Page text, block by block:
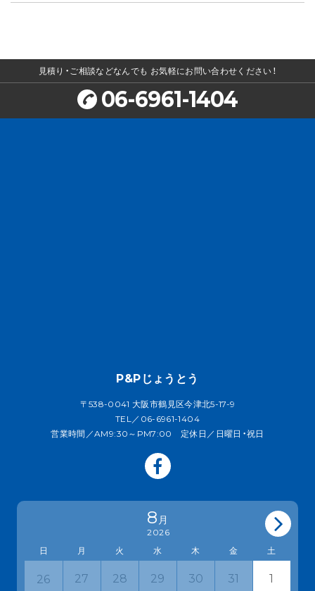
見積り・ご相談などなんでも お気軽にお問い合わせください！
06-6961-1404
P&Pじょうとう
〒538-0041 大阪市鶴見区今津北5-17-9
TEL／06-6961-1404
営業時間／AM9:30～PM7:00 定休日／日曜日・祝日
8 月
2026
日
月 火 水 木 金 土
26 27 28 29 30 31 1